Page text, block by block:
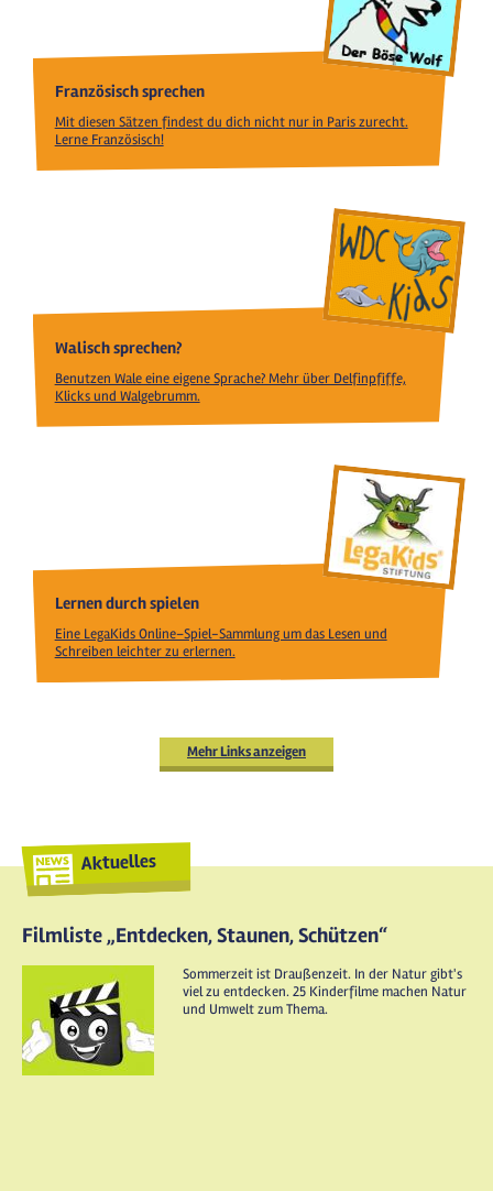
Französisch sprechen
Mit diesen Sätzen findest du dich nicht nur in Paris zurecht.
Lerne Französisch!
Walisch sprechen?
Benutzen Wale eine eigene Sprache? Mehr über Delfinpfiffe,
Klicks und Walgebrumm.
Lernen durch spielen
Eine LegaKids Online–Spiel-Sammlung um das Lesen und
Schreiben leichter zu erlernen.
Mehr Links anzeigen
Aktuelles
Filmliste „Entdecken, Staunen, Schützen“
Sommerzeit ist Draußenzeit. In der Natur gibt's
viel zu entdecken. 25 Kinderfilme machen Natur
und Umwelt zum Thema.